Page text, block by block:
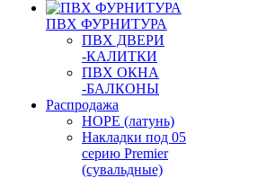
ПВХ ФУРНИТУРА
ПВХ ДВЕРИ
-КАЛИТКИ
ПВХ ОКНА
-БАЛКОНЫ
Распродажа
HOPE (латунь)
Накладки под 05
серию Premier
(сувальдные)